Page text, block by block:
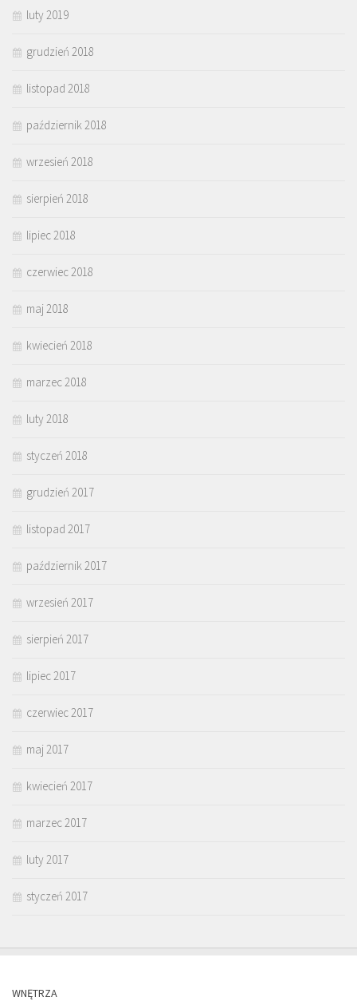
luty 2019
grudzień 2018
listopad 2018
październik 2018
wrzesień 2018
sierpień 2018
lipiec 2018
czerwiec 2018
maj 2018
kwiecień 2018
marzec 2018
luty 2018
styczeń 2018
grudzień 2017
listopad 2017
październik 2017
wrzesień 2017
sierpień 2017
lipiec 2017
czerwiec 2017
maj 2017
kwiecień 2017
marzec 2017
luty 2017
styczeń 2017
WNĘTRZA